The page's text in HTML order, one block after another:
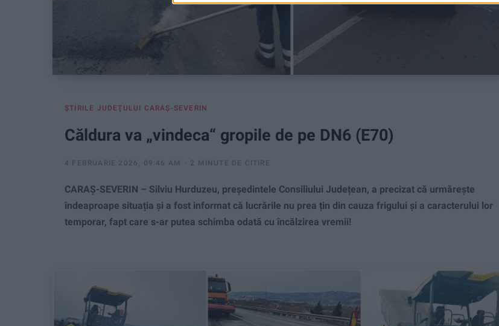
ŞTIRILE JUDEŢULUI CARAŞ-SEVERIN
Căldura va „vindeca“ gropile de pe DN6 (E70)
4 FEBRUARIE 2026, 09:46 AM 2 MINUTE DE CITIRE
CARAȘ-SEVERIN – Silviu Hurduzeu, președintele Consiliului Județean, a precizat că urmărește
îndeaproape situația și a fost informat că lucrările nu prea țin din cauza frigului și a caracterului lor
temporar, fapt care s-ar putea schimba odată cu încălzirea vremii!